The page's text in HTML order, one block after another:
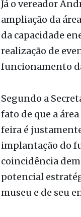
cultural do local,
Já o vereador
ampliação da
da capacidade
funcionamento
Segundo a
fato de que a
feira é
implantação do
coincidência